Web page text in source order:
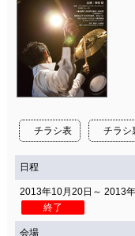
チラシ表 チラシ
日程
2013年10月20日～ 2013
終了
会場